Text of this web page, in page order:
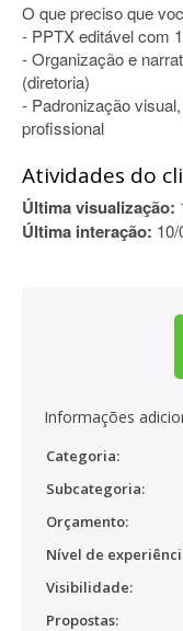
O que preciso que
- PPTX editável com
- Organização e
(diretoria)
- Padronização
profissional
Atividades do
Última visualização:
Última interação:
Informações
Categoria:
Subcategoria:
Orçamento:
Nível de
Visibilidade:
Propostas: